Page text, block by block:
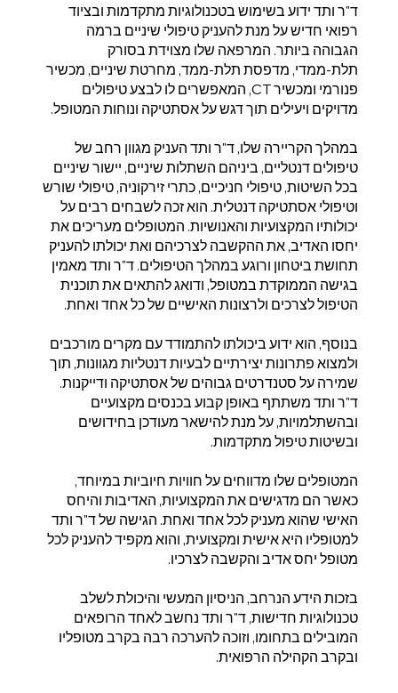
ד"ר ותד ידוע בשימוש בטכנולוגיות מתקדמות ובציוד
רפואי חדיש על מנת להעניק טיפולי שיניים ברמה
הגבוהה ביותר. המרפאה שלו מצוידת בסורק
תלת-ממדי, מדפסת תלת-ממד, מחרטת שיניים, מכשיר
פנורמי ומכשיר CT, המאפשרים לו לבצע טיפולים
מדויקים ויעילים תוך דגש על אסתטיקה ונוחות המטופל.
במהלך הקריירה שלו, ד"ר ותד העניק מגוון רחב של
טיפולים דנטליים, ביניהם השתלות שיניים, יישור שיניים
בכל השיטות, טיפולי חניכיים, כתרי זירקוניה, טיפולי שורש
וטיפולי אסתטיקה דנטלית. הוא זכה לשבחים רבים על
יכולותיו המקצועיות והאנושיות. המטופלים מעריכים את
יחסו האדיב, את ההקשבה לצרכיהם ואת יכולתו להעניק
תחושת ביטחון ורוגע במהלך הטיפולים. ד"ר ותד מאמין
בגישה הממוקדת במטופל, ודואג להתאים את תוכנית
הטיפול לצרכים ולרצונות האישיים של כל אחד ואחת.
בנוסף, הוא ידוע ביכולתו להתמודד עם מקרים מורכבים
ולמצוא פתרונות יצירתיים לבעיות דנטליות מגוונות, תוך
שמירה על סטנדרטים גבוהים של אסתטיקה ודייקנות.
ד"ר ותד משתתף באופן קבוע בכנסים מקצועיים
ובהשתלמויות, על מנת להישאר מעודכן בחידושים
ובשיטות טיפול מתקדמות.
המטופלים שלו מדווחים על חוויות חיוביות במיוחד,
כאשר הם מדגישים את המקצועיות, האדיבות והיחס
האישי שהוא מעניק לכל אחד ואחת. הגישה של ד"ר ותד
למטופליו היא אישית ומקצועית, והוא מקפיד להעניק לכל
מטופל יחס אדיב והקשבה לצרכיו.
בזכות הידע הנרחב, הניסיון המעשי והיכולת לשלב
טכנולוגיות חדישות, ד"ר ותד נחשב לאחד הרופאים
המובילים בתחומו, וזוכה להערכה רבה בקרב מטופליו
ובקרב הקהילה הרפואית.